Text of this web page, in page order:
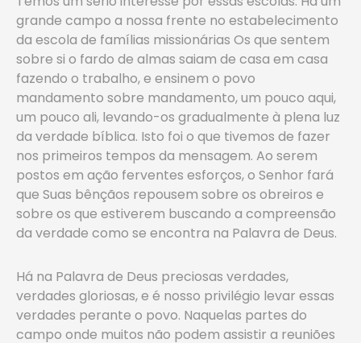
grande campo a nossa frente no estabelecimento
da escola de famílias missionárias Os que sentem
sobre si o fardo de almas saiam de casa em casa
fazendo o trabalho, e ensinem o povo
mandamento sobre mandamento, um pouco aqui,
um pouco ali, levando-os gradualmente à plena luz
da verdade bíblica. Isto foi o que tivemos de fazer
nos primeiros tempos da mensagem. Ao serem
postos em ação ferventes esforços, o Senhor fará
que Suas bênçãos repousem sobre os obreiros e
sobre os que estiverem buscando a compreensão
da verdade como se encontra na Palavra de Deus.
Há na Palavra de Deus preciosas verdades,
verdades gloriosas, e é nosso privilégio levar essas
verdades perante o povo. Naquelas partes do
campo onde muitos não podem assistir a reuniões